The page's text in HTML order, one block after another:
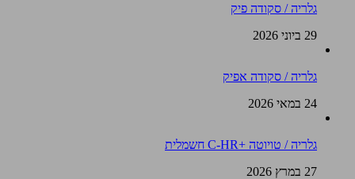
גלריה / סקודה פיק
29 ביוני 2026
גלריה / סקודה אפיק
24 במאי 2026
גלריה / טויוטה +C-HR חשמלית
27 במרץ 2026